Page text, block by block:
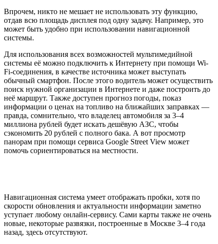
Впрочем, никто не мешает не использовать эту функцию,
отдав всю площадь дисплея под одну задачу. Например, это
может быть удобно при использовании навигационной
системы.
Для использования всех возможностей мультимедийной
системы её можно подключить к Интернету при помощи Wi-
Fi-соединения, в качестве источника может выступать
обычный смартфон. После этого водитель может осуществить
поиск нужной организации в Интернете и даже построить до
неё маршрут. Также доступен прогноз погоды, показ
информации о ценах на топливо на ближайших заправках —
правда, сомнительно, что владелец автомобиля за 3–4
миллиона рублей будет искать дешёвую АЗС, чтобы
сэкономить 20 рублей с полного бака. А вот просмотр
панорам при помощи сервиса Google Street View может
помочь сориентироваться на местности.
Навигационная система умеет отображать пробки, хотя по
скорости обновления и актуальности информации заметно
уступает любому онлайн-сервису. Сами карты также не очень
новые, некоторые развязки, построенные в Москве 3–4 года
назад, здесь отсутствуют.